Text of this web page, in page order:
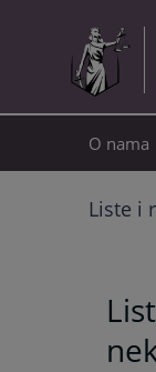
O nama
Liste i